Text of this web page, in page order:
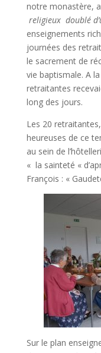
notre monastère,
religieux doublé
enseignements
journées des
le sacrement de
vie baptismale. A
retraitantes
long des jours.
Les 20
heureuses de ce
au sein de
« la sainteté «
François : «
Sur le plan